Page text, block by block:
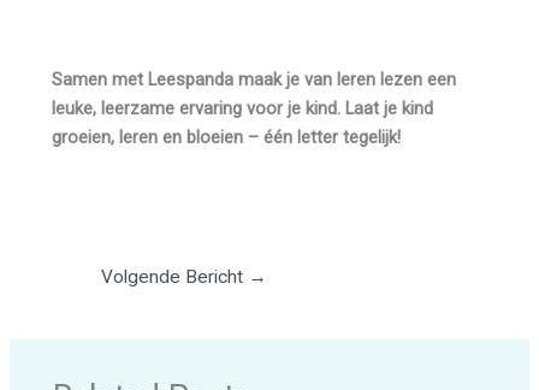
Samen met Leespanda maak je van leren lezen een
leuke, leerzame ervaring voor je kind. Laat je kind
groeien, leren en bloeien – één letter tegelijk!
Volgende Bericht →